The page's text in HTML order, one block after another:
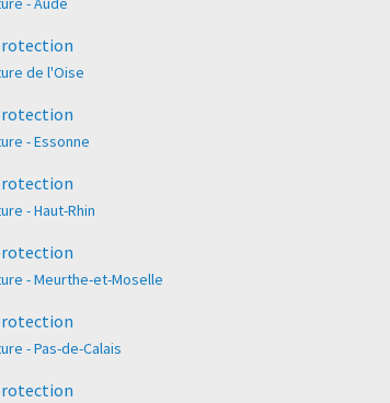
de l'Oise
- Essonne
- Haut-Rhin
- Meurthe-et-Moselle
- Pas-de-Calais